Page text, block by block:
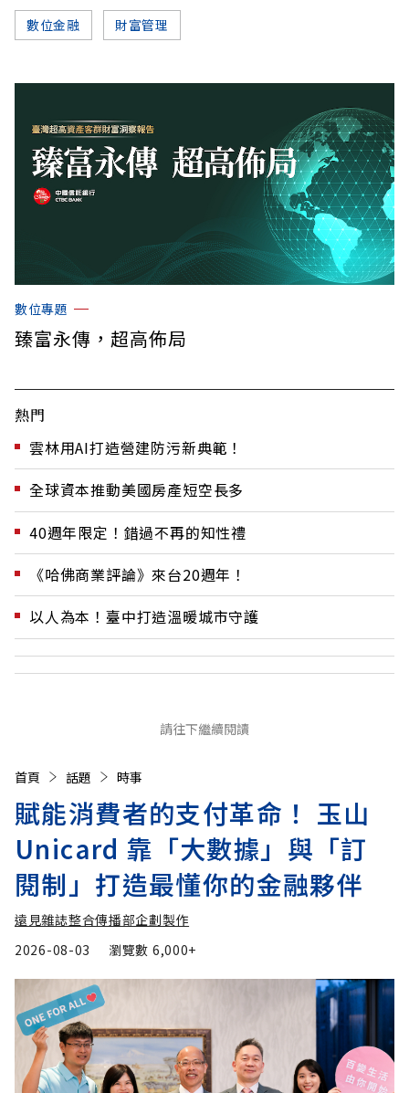
數位金融 財富管理
數位專題
臻富永傳，超高佈局
熱門
雲林用AI打造營建防污新典範！
全球資本推動美國房產短空長多
40週年限定！錯過不再的知性禮
《哈佛商業評論》來台20週年！
以人為本！臺中打造溫暖城市守護
請往下繼續閱讀
首頁 話題 時事
賦能消費者的支付革命！ 玉山
Unicard 靠「大數據」與「訂
閱制」打造最懂你的金融夥伴
遠見雜誌整合傳播部企劃製作
2026-08-03
瀏覽數 6,000+